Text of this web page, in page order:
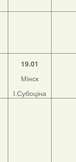
19.01
Мінск
І.Субоціна